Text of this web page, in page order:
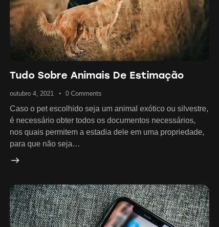
Tudo Sobre Animais De Estimação
outubro 4, 2021 0 Comments
Caso o pet escolhido seja um animal exótico ou silvestre,
é necessário obter todos os documentos necessários,
nos quais permitem a estadia dele em uma propriedade,
para que não seja…